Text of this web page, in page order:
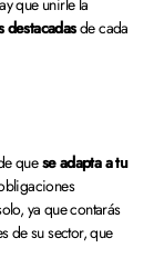
que unirle la
destacadasde cada
quese adapta a tu
ya que contarás
de su sector, que